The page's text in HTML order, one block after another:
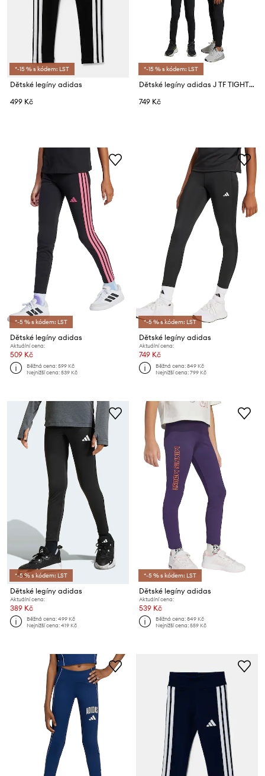
*-15 % s kódem: LST
Dětské legíny adidas
499 Kč
*-15 % s kódem: LST
Dětské legíny adidas J TF TIGHTS
749 Kč
*-5 % s kódem: LST
Dětské legíny adidas
Aktuální cena:
509 Kč
Běžná cena:599 Kč
Nejnižší cena:539 Kč
*-5 % s kódem: LST
Dětské legíny adidas
Aktuální cena:
749 Kč
Běžná cena:849 Kč
Nejnižší cena:799 Kč
*-5 % s kódem: LST
Dětské legíny adidas
Aktuální cena:
389 Kč
Běžná cena:499 Kč
Nejnižší cena:419 Kč
*-5 % s kódem: LST
Dětské legíny adidas
Aktuální cena:
539 Kč
Běžná cena:849 Kč
Nejnižší cena:559 Kč